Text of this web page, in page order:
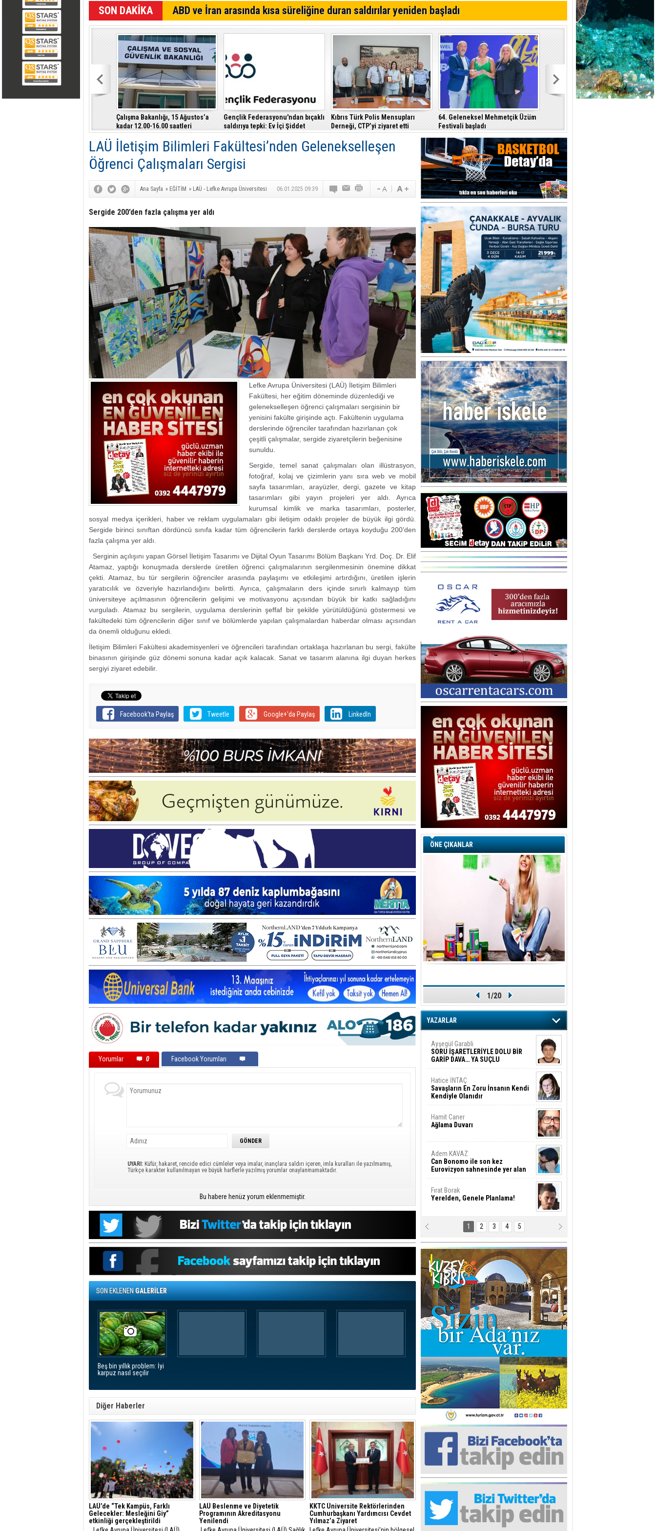
Dikkat İskele'de su kesintisi!
Denktaş: "Kıbrıs sorunu, KKTC ilan edildiği gün bitmiştir"
SON DAKİKA ABD ve İran arasında kısa süreliğine duran saldırılar yeniden başladı
Çalışma Bakanlığı, 15 Ağustos’a
kadar 12.00-16.00 saatleri
arasında güneş altında çalışmayı
yasakladı
Gençlik Federasyonu'ndan bıçaklı
saldırıya tepki: Ev İçi Şiddet
Yasası hayata geçirilmeli
Kıbrıs Türk Polis Mensupları
Derneği, CTP’yi ziyaret etti
64. Geleneksel Mehmetçik Üzüm
Festivali başladı
LAÜ İletişim Bilimleri Fakültesi’nden Gelenekselleşen
Öğrenci Çalışmaları Sergisi
Ana Sayfa » EĞİTİM » LAÜ - Lefke Avrupa Üniversitesi 06.01.2025 09:39
Sergide 200’den fazla çalışma yer aldı
Lefke Avrupa Üniversitesi (LAÜ) İletişim Bilimleri
Fakültesi, her eğitim döneminde düzenlediği ve
gelenekselleşen öğrenci çalışmaları sergisinin bir
yenisini fakülte girişinde açtı. Fakültenin uygulama
derslerinde öğrenciler tarafından hazırlanan çok
çeşitli çalışmalar, sergide ziyaretçilerin beğenisine
sunuldu.
Sergide, temel sanat çalışmaları olan illüstrasyon,
fotoğraf, kolaj ve çizimlerin yanı sıra web ve mobil
sayfa tasarımları, arayüzler, dergi, gazete ve kitap
tasarımları gibi yayın projeleri yer aldı. Ayrıca
kurumsal kimlik ve marka tasarımları, posterler,
sosyal medya içerikleri, haber ve reklam uygulamaları gibi iletişim odaklı projeler de büyük ilgi gördü.
Sergide birinci sınıftan dördüncü sınıfa kadar tüm öğrencilerin farklı derslerde ortaya koyduğu 200’den
fazla çalışma yer aldı.
Serginin açılışını yapan Görsel İletişim Tasarımı ve Dijital Oyun Tasarımı Bölüm Başkanı Yrd. Doç. Dr. Elif
Atamaz, yaptığı konuşmada derslerde üretilen öğrenci çalışmalarının sergilenmesinin önemine dikkat
çekti. Atamaz, bu tür sergilerin öğrenciler arasında paylaşımı ve etkileşimi artırdığını, üretilen işlerin
yaratıcılık ve özveriyle hazırlandığını belirtti. Ayrıca, çalışmaların ders içinde sınırlı kalmayıp tüm
üniversiteye açılmasının öğrencilerin gelişimi ve motivasyonu açısından büyük bir katkı sağladığını
vurguladı. Atamaz bu sergilerin, uygulama derslerinin şeffaf bir şekilde yürütüldüğünü göstermesi ve
fakültedeki tüm öğrencilerin diğer sınıf ve bölümlerde yapılan çalışmalardan haberdar olması açısından
da önemli olduğunu ekledi.
İletişim Bilimleri Fakültesi akademisyenleri ve öğrencileri tarafından ortaklaşa hazırlanan bu sergi, fakülte
binasının girişinde güz dönemi sonuna kadar açık kalacak. Sanat ve tasarım alanına ilgi duyan herkes
sergiyi ziyaret edebilir.
Facebook'ta Paylaş Tweetle Google+'da Paylaş LinkedIn
Yorumlar 0 Facebook Yorumları
UYARI: Küfür, hakaret, rencide edici cümleler veya imalar, inançlara saldırı içeren, imla kuralları ile yazılmamış,
Türkçe karakter kullanılmayan ve büyük harflerle yazılmış yorumlar onaylanmamaktadır.
Bu habere henüz yorum eklenmemiştir.
SON EKLENENGALERİLER
Beş bin yıllık problem: İyi
karpuz nasıl seçilir
Diğer Haberler
LAÜ’de “Tek Kampüs, Farklı
Gelecekler: Mesleğini Giy”
etkinliği gerçekleştirildi
LAÜ Beslenme ve Diyetetik
Programının Akreditasyonu
Yenilendi
KKTC Üniversite Rektörlerinden
Cumhurbaşkanı Yardımcısı Cevdet
Yılmaz’a Ziyaret
ÖNE ÇIKANLAR
1/20
YAZARLAR
Ayşegül Garabli
SORU İŞARETLERİYLE DOLU BİR
GARİP DAVA… YA SUÇLU
DEĞİLSE???
Hatice İNTAÇ
Savaşların En Zoru İnsanın Kendi
Kendiyle Olanıdır
Hamit Caner
Ağlama Duvarı
Adem KAVAZ
Can Bonomo ile son kez
Eurovizyon sahnesinde yer alan
Türkiye 10 yıl aradan sonra
Fırat Borak
Yerelden, Genele Planlama!
Erkut YILMABAŞAR
Bayrak tartışmaları ve ihalesiz
işler!
Arif Alasya
2015 SONRASI VE AKINCI.
Fatma Baysal
SURLAR İÇİ’NDE KOLAYDIR ÖLMEK
Ediz TUNCEL
Göz göre göre…
Taner ULUTAŞ
İnşallah St. Lois ile Hakkaido
Adası gibi olmayız !...
Ali KİŞMİR
FIRSAT VE KORKU
Turgut ÇALICI
İki Lakırdı da benden!
Yrd. Doç. Ercan HOŞKARA
Yatırım Yapmazsan Var Olamazsın:
Hedefteki Kurum Kıb-Tek
Rana Sarro
Başıma gelen skandal olayı
1 2 3 4 5